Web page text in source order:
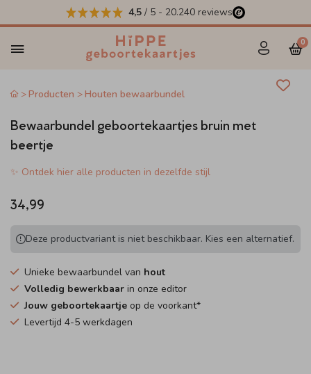
4,5 / 5 - 20.240 reviews
0
Producten Houten bewaarbundel
Bewaarbundel geboortekaartjes bruin met
beertje
✨ Ontdek hier alle producten in dezelfde stijl
34,99
Deze productvariant is niet beschikbaar. Kies een alternatief.
Unieke bewaarbundel van hout
Volledig bewerkbaar in onze editor
Jouw geboortekaartje op de voorkant*
Levertijd 4-5 werkdagen